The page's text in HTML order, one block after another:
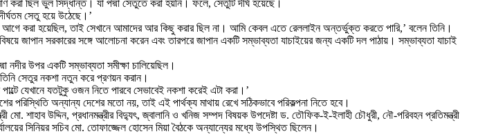
করা ছিল ভুল সিদ্ধান্ত। যা পদ্মা সেতুতে করা হয়নি। ফলে, সেতুটি দীর্ঘ হয়েছে।
সেতু হয়ে উঠেছে।’
করা হয়েছিল, তাই সেখানে আমাদের আর কিছু করার ছিল না। আমি কেবল এতে রেললাইন অন্তর্ভুক্ত করতে পারি,’ বলেন তিনি।
জাপান সরকারের সঙ্গে আলোচনা করেন এবং তারপরে জাপান একটি সম্ভাব্যতা যাচাইয়ের জন্য একটি দল পাঠায়। সম্ভাব্যতা যাচাই
নদীর উপর একটি সম্ভাব্যতা সমীক্ষা চালিয়েছিল।
তিনি সেতুর নকশা নতুন করে প্রণয়ন করান।
যেখানে যতটুকু ওজন নিতে পারবে সেভাবেই নকশা করেই এটা করা।’
পরিস্থিতি অন্যান্য দেশের মতো নয়, তাই এই পার্থক্য মাথায় রেখে সঠিকভাবে পরিকল্পনা নিতে হবে।
মো. শাহাব উদ্দিন, প্রধানমন্ত্রীর বিদ্যুৎ, জ্বালানি ও খনিজ সম্পদ বিষয়ক উপদেষ্টা ড. তৌফিক-ই-ইলাহী চৌধুরী, নৌ-পরিবহন প্রতিমন্ত্রী
সিনিয়র সচিব মো. তোফাজ্জেল হোসেন মিয়া বৈঠকে অন্যান্যের মধ্যে উপস্থিত ছিলেন।